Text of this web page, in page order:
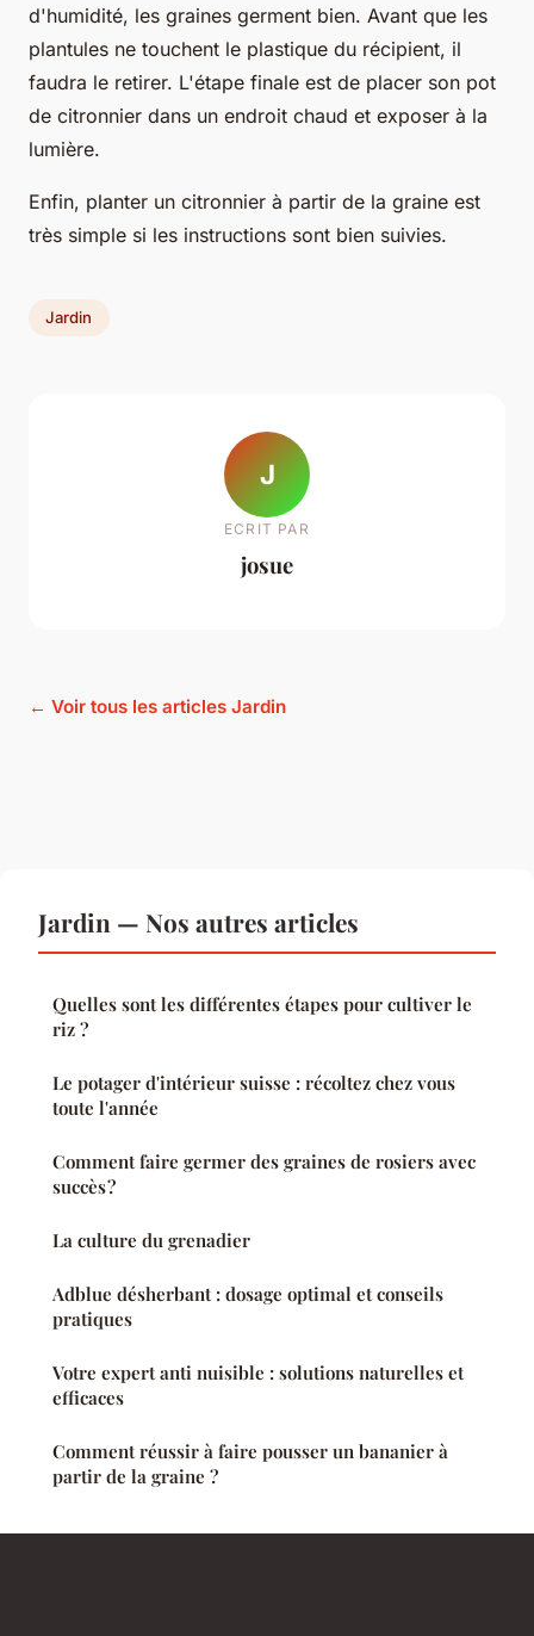
d'humidité, les graines germent bien. Avant que les
plantules ne touchent le plastique du récipient, il
faudra le retirer. L'étape finale est de placer son pot
de citronnier dans un endroit chaud et exposer à la
lumière.
Enfin, planter un citronnier à partir de la graine est
très simple si les instructions sont bien suivies.
Jardin
J
ECRIT PAR
josue
← Voir tous les articles Jardin
Jardin — Nos autres articles
Quelles sont les différentes étapes pour cultiver le
riz ?
Le potager d'intérieur suisse : récoltez chez vous
toute l'année
Comment faire germer des graines de rosiers avec
succès ?
La culture du grenadier
Adblue désherbant : dosage optimal et conseils
pratiques
Votre expert anti nuisible : solutions naturelles et
efficaces
Comment réussir à faire pousser un bananier à
partir de la graine ?